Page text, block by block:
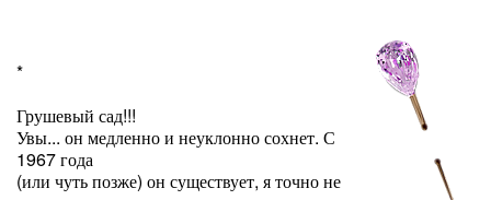
*
Грушевый сад!!!
Увы... он медленно и неуклонно сохнет. С
1967 года
(или чуть позже) он существует, я точно не